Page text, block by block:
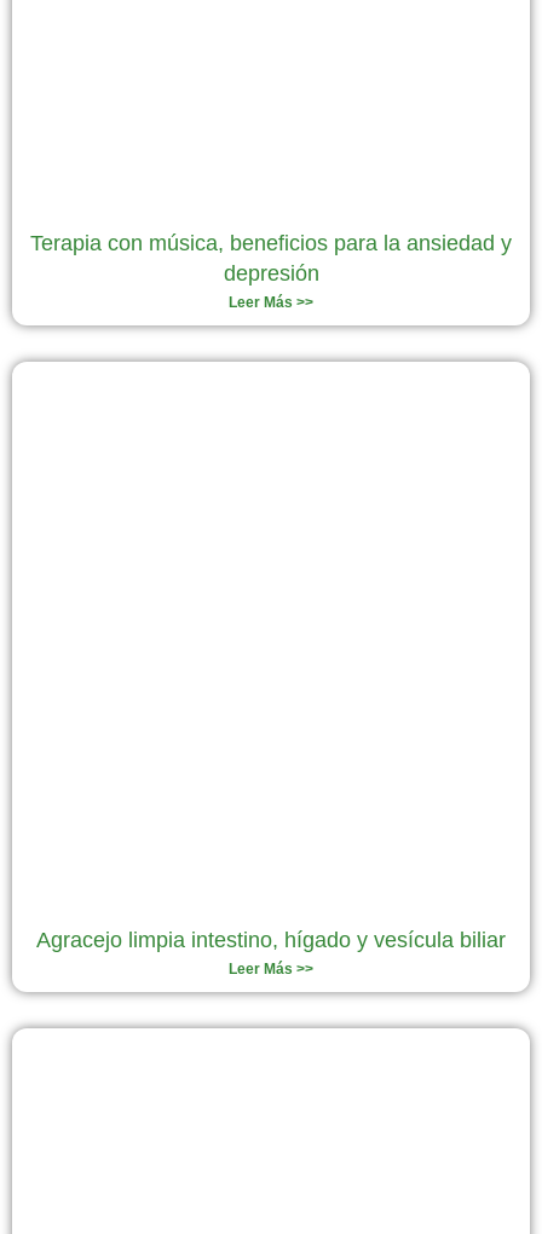
Terapia con música, beneficios para la ansiedad y
depresión
Leer Más >>
Agracejo limpia intestino, hígado y vesícula biliar
Leer Más >>